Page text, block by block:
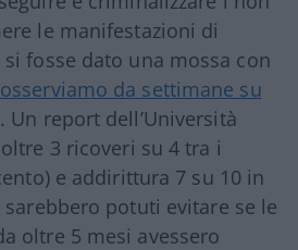
le manifestazioni di
fosse dato una mossa con
da settimane su
. Un report dell’Università
3 ricoveri su 4 tra i
e addirittura 7 su 10 in
potuti evitare se le
oltre 5 mesi avessero